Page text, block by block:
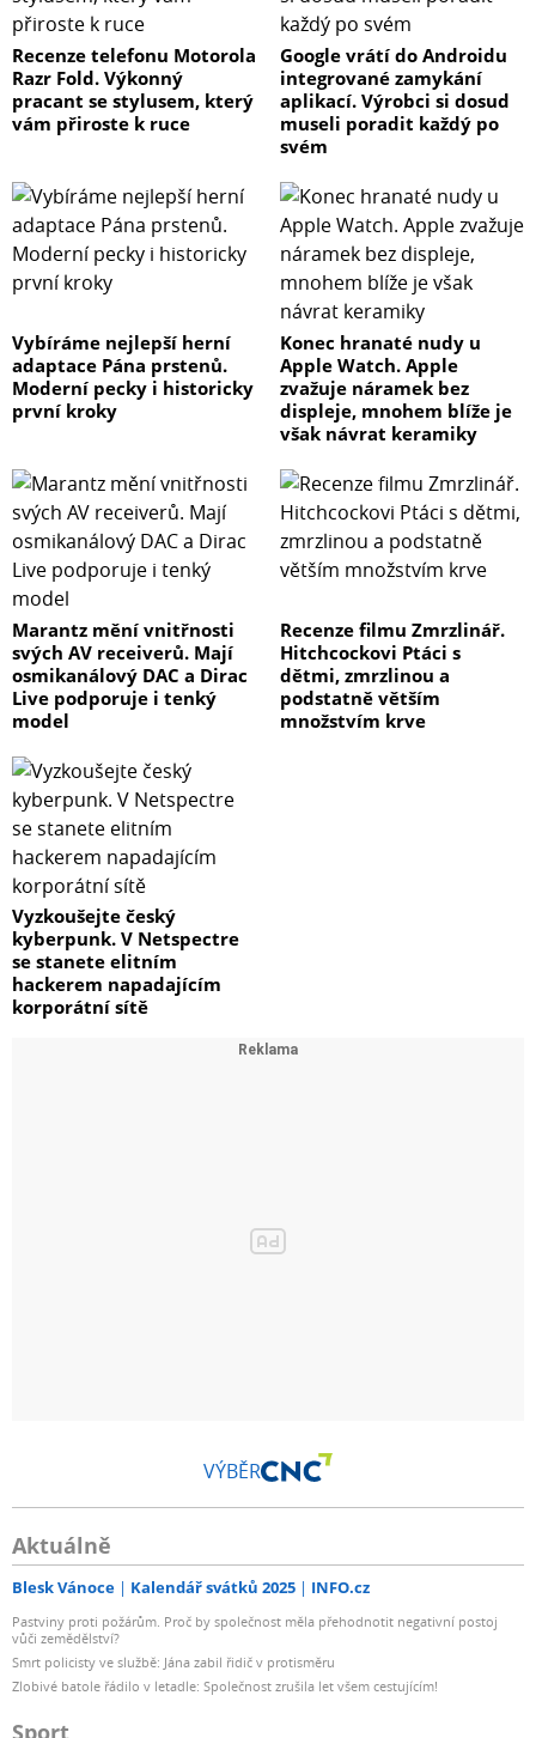
Recenze telefonu Motorola
Razr Fold. Výkonný
pracant se stylusem, který
vám přiroste k ruce
Google vrátí do Androidu
integrované zamykání
aplikací. Výrobci si dosud
museli poradit každý po
svém
Vybíráme nejlepší herní
adaptace Pána prstenů.
Moderní pecky i historicky
první kroky
Konec hranaté nudy u
Apple Watch. Apple
zvažuje náramek bez
displeje, mnohem blíže je
však návrat keramiky
Marantz mění vnitřnosti
svých AV receiverů. Mají
osmikanálový DAC a Dirac
Live podporuje i tenký
model
Recenze filmu Zmrzlinář.
Hitchcockovi Ptáci s
dětmi, zmrzlinou a
podstatně větším
množstvím krve
Vyzkoušejte český
kyberpunk. V Netspectre
se stanete elitním
hackerem napadajícím
korporátní sítě
VÝBĚR
Aktuálně
Blesk Vánoce Kalendář svátků 2025 INFO.cz
Pastviny proti požárům. Proč by společnost měla přehodnotit negativní postoj
vůči zemědělství?
Smrt policisty ve službě: Jána zabil řidič v protisměru
Zlobivé batole řádilo v letadle: Společnost zrušila let všem cestujícím!